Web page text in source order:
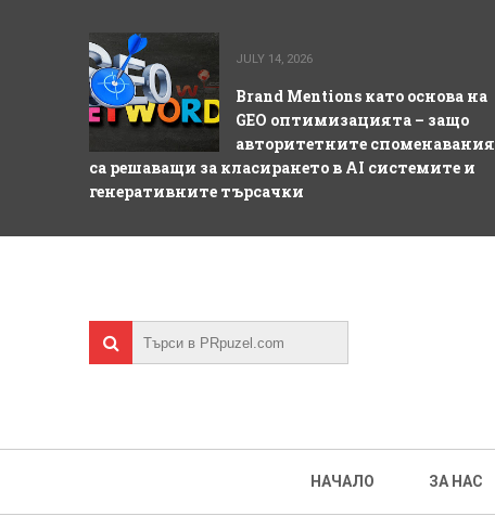
JULY 14, 2026
Brand Mentions като основа на
GEO оптимизацията – защо
авторитетните споменавания
са решаващи за класирането в AI системите и
генеративните търсачки
НАЧАЛО ЗА НАС